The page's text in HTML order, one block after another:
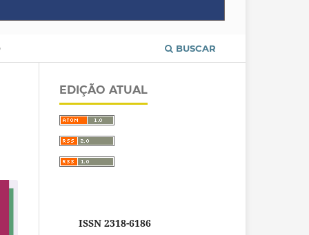
BUSCAR
EDIÇÃO ATUAL
ISSN 2318-6186